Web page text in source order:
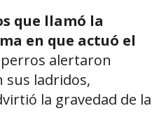
que llamó la
en que actuó el
alertaron
sus ladridos,
la gravedad de la